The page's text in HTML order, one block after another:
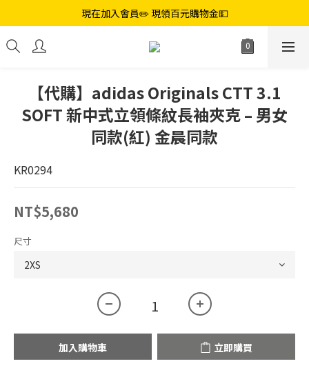
現在加入會員✏️ 現領百元購物金💵
【代購】adidas Originals CTT 3.1
SOFT 新中式立領條紋長袖夾克 – 男女
同款(紅) 金晨同款
KR0294
NT$5,680
尺寸
加入購物車 立即購買